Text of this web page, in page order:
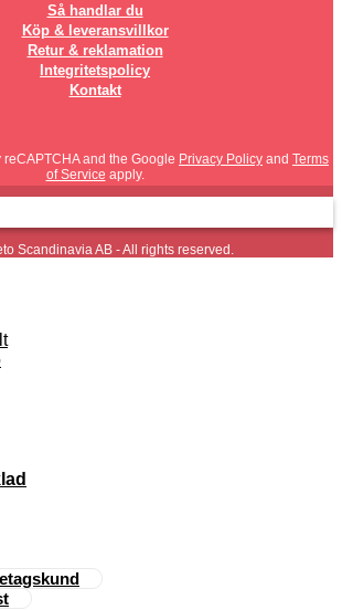
Så handlar du
Köp & leveransvillkor
Retur & reklamation
Integritetspolicy
Kontakt
and the Google Privacy Policy and Terms
of Service apply.
Scandinavia AB - All rights reserved.